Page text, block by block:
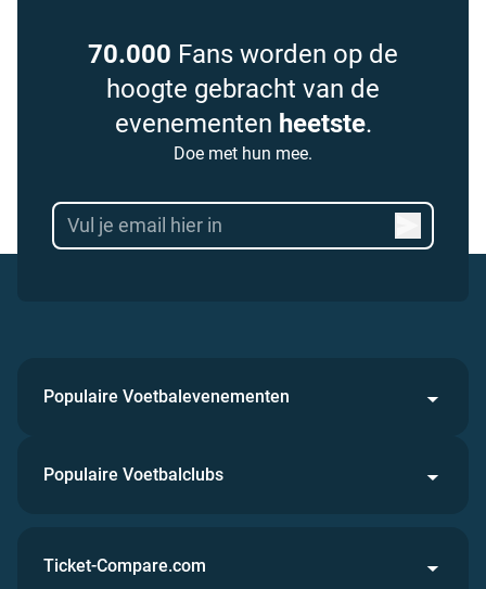
70.000 Fans worden op de
hoogte gebracht van de
evenementen heetste.
Doe met hun mee.
Populaire Voetbalevenementen
Populaire Voetbalclubs
Ticket-Compare.com